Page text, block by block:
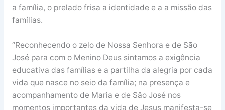
a família, o prelado frisa a identidade e a a missão das
famílias.
“Reconhecendo o zelo de Nossa Senhora e de São
José para com o Menino Deus sintamos a exigência
educativa das famílias e a partilha da alegria por cada
vida que nasce no seio da família; na presença e
acompanhamento de Maria e de São José nos
momentos importantes da vida de Jesus manifesta-se